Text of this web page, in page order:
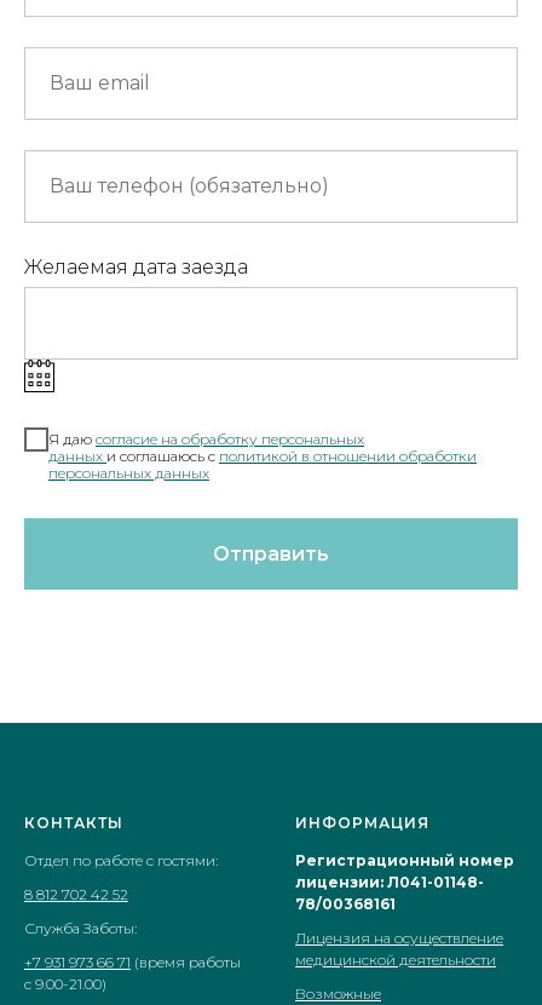
Желаемая дата заезда
Я даю согласие на обработку персональных
данных и соглашаюсь c политикой в отношении обработки
персональных данных
Отправить
КОНТАКТЫ
Отдел по работе с гостями:
8 812 702 42 52
Служба Заботы:
+7 931 973 66 71 (время работы
с 9.00-21.00)
ИНФОРМАЦИЯ
Регистрационный номер
лицензии: Л041-01148-
78/00368161
Лицензия на осуществление
медицинской деятельности
Возможные